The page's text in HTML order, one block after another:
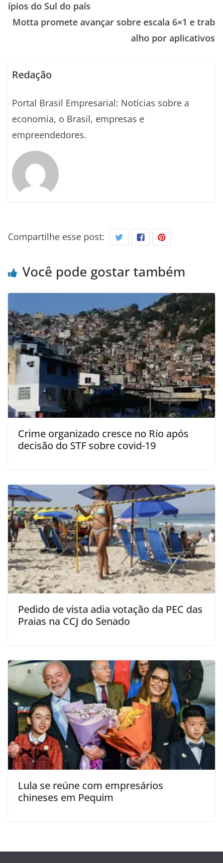
ípios do Sul do país
Motta promete avançar sobre escala 6×1 e trab
alho por aplicativos
Redação
Portal Brasil Empresarial: Notícias sobre a
economia, o Brasil, empresas e
empreendedores.
Compartilhe esse post:
Você pode gostar também
Crime organizado cresce no Rio após
decisão do STF sobre covid-19
Pedido de vista adia votação da PEC das
Praias na CCJ do Senado
Lula se reúne com empresários
chineses em Pequim